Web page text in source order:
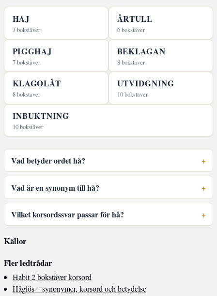
HAJ
3 bokstäver
ÅRTULL
6 bokstäver
PIGGHAJ
7 bokstäver
BEKLAGAN
8 bokstäver
KLAGOLÅT
8 bokstäver
UTVIDGNING
10 bokstäver
INBUKTNING
10 bokstäver
Vad betyder ordet hå?
Vad är en synonym till hå?
Vilket korsordssvar passar för hå?
Källor
Fler ledtrådar
Habit 2 bokstäver korsord
Håglös – synonymer, korsord och betydelse